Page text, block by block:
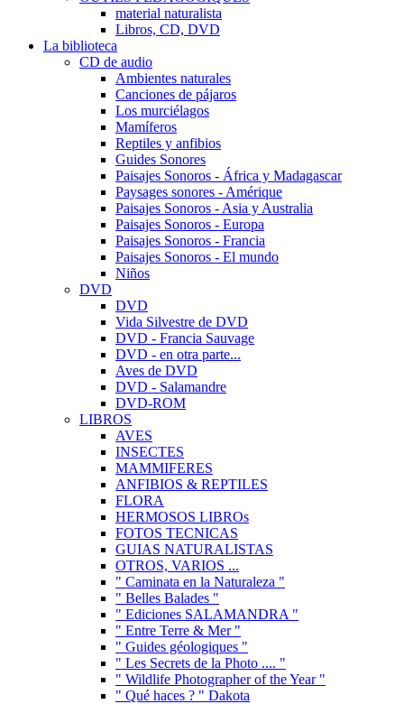
material naturalista
Libros, CD, DVD
La biblioteca
CD de audio
Ambientes naturales
Canciones de pájaros
Los murciélagos
Mamíferos
Reptiles y anfibios
Guides Sonores
Paisajes Sonoros - África y Madagascar
Paysages sonores - Amérique
Paisajes Sonoros - Asia y Australia
Paisajes Sonoros - Europa
Paisajes Sonoros - Francia
Paisajes Sonoros - El mundo
Niños
DVD
DVD
Vida Silvestre de DVD
DVD - Francia Sauvage
DVD - en otra parte...
Aves de DVD
DVD - Salamandre
DVD-ROM
LIBROS
AVES
INSECTES
MAMMIFERES
ANFIBIOS & REPTILES
FLORA
HERMOSOS LIBROs
FOTOS TECNICAS
GUIAS NATURALISTAS
OTROS, VARIOS ...
" Caminata en la Naturaleza "
" Belles Balades "
" Ediciones SALAMANDRA "
" Entre Terre & Mer "
" Guides géologiques "
" Les Secrets de la Photo .... "
" Wildlife Photographer of the Year "
" Qué haces ? " Dakota